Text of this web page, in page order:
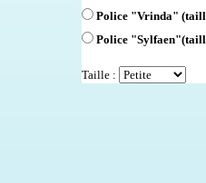
Police "Vrinda"
Police
Taille :